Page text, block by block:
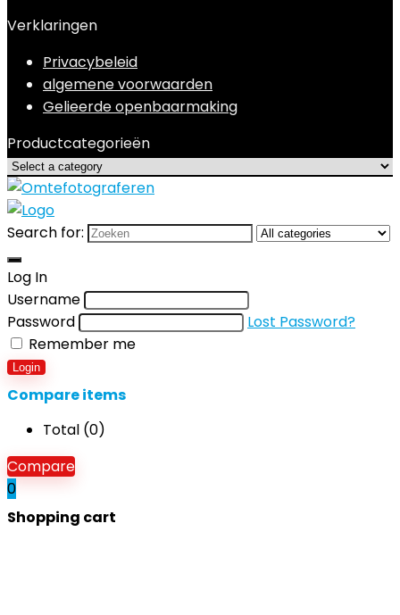
Verklaringen
Privacybeleid
algemene voorwaarden
Gelieerde openbaarmaking
Productcategorieën
Search for:
Log In
Username
Password
Lost Password?
Remember me
Login
Compare items
Total (0)
Compare
0
Shopping cart